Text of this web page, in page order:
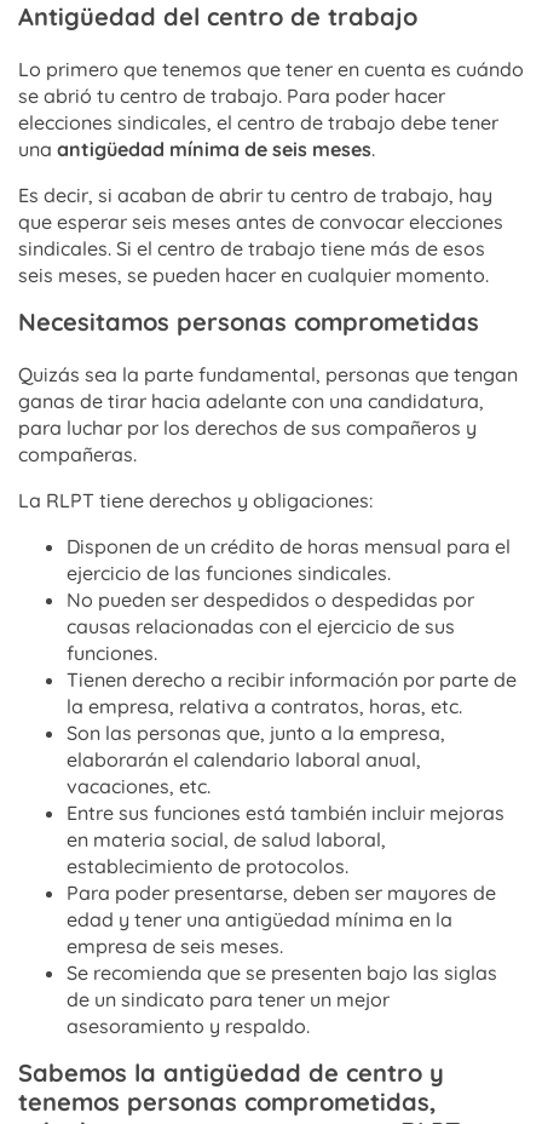
Antigüedad del centro de trabajo
Lo primero que tenemos que tener en cuenta es cuándo
se abrió tu centro de trabajo. Para poder hacer
elecciones sindicales, el centro de trabajo debe tener
una antigüedad mínima de seis meses.
Es decir, si acaban de abrir tu centro de trabajo, hay
que esperar seis meses antes de convocar elecciones
sindicales. Si el centro de trabajo tiene más de esos
seis meses, se pueden hacer en cualquier momento.
Necesitamos personas comprometidas
Quizás sea la parte fundamental, personas que tengan
ganas de tirar hacia adelante con una candidatura,
para luchar por los derechos de sus compañeros y
compañeras.
La RLPT tiene derechos y obligaciones:
Disponen de un crédito de horas mensual para el
ejercicio de las funciones sindicales.
No pueden ser despedidos o despedidas por
causas relacionadas con el ejercicio de sus
funciones.
Tienen derecho a recibir información por parte de
la empresa, relativa a contratos, horas, etc.
Son las personas que, junto a la empresa,
elaborarán el calendario laboral anual,
vacaciones, etc.
Entre sus funciones está también incluir mejoras
en materia social, de salud laboral,
establecimiento de protocolos.
Para poder presentarse, deben ser mayores de
edad y tener una antigüedad mínima en la
empresa de seis meses.
Se recomienda que se presenten bajo las siglas
de un sindicato para tener un mejor
asesoramiento y respaldo.
Sabemos la antigüedad de centro y
tenemos personas comprometidas,